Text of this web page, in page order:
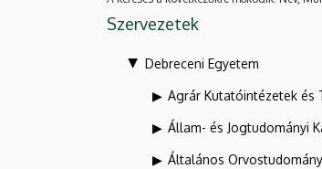
Szervezetek
Debreceni Egyetem
Agrár Kutatóintézetek és
Állam- és Jogtudományi
Általános